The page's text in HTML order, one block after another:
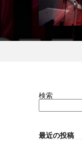
検索
最近の投稿